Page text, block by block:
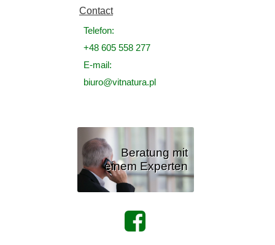
Contact
Telefon:
+48 605 558 277
E-mail:
biuro@vitnatura.pl
Beratung mit
einem Experten